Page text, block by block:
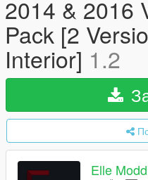
2014 & 2016
Pack [2
Interior] 1.2
Elle